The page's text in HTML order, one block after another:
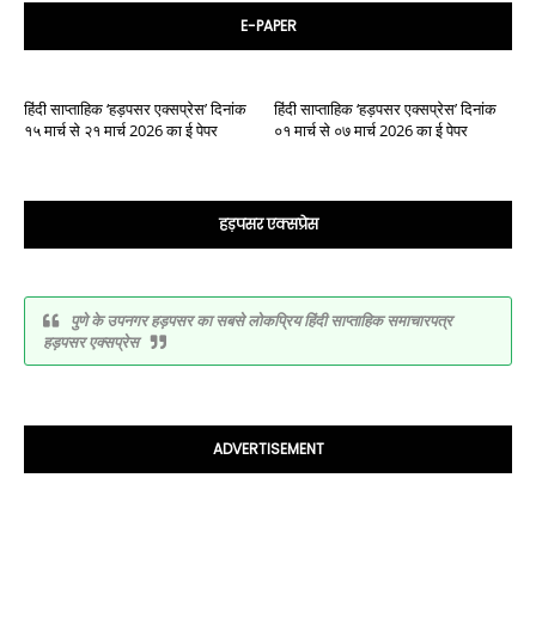
E-PAPER
हिंदी साप्ताहिक ‘हड़पसर एक्सप्रेस’ दिनांक
१५ मार्च से २१ मार्च 2026 का ई पेपर
हिंदी साप्ताहिक ‘हड़पसर एक्सप्रेस’ दिनांक
०१ मार्च से ०७ मार्च 2026 का ई पेपर
हड़पसर एक्सप्रेस
पुणे के उपनगर हड़पसर का सबसे लोकप्रिय हिंदी साप्ताहिक समाचारपत्र
हड़पसर एक्सप्रेस
ADVERTISEMENT